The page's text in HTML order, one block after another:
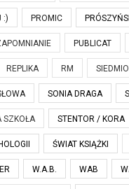
:) PROMIC
PUBLICAT
REPLIKA RM
SONIA DRAGA
SZKOŁA STENTOR / KORA
ŚWIAT KSIĄŻKI
W.A.B. WAB